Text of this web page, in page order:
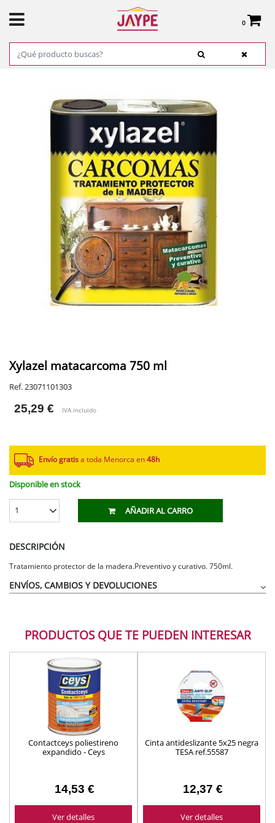
0
Total:
0,00 €
VER CESTA
Xylazel matacarcoma 750 ml
Ref. 23071101303
25,29 € IVA incluido
Envío gratis a toda Menorca en 48h
Disponible en stock
1 AÑADIR AL CARRO
DESCRIPCIÓN
Tratamiento protector de la madera.Preventivo y curativo. 750ml.
ENVÍOS, CAMBIOS Y DEVOLUCIONES
PRODUCTOS QUE TE PUEDEN INTERESAR
Contactceys poliestireno
expandido - Ceys
14,53 €
Ver detalles
Cinta antideslizante 5x25 negra
TESA ref.55587
12,37 €
Ver detalles